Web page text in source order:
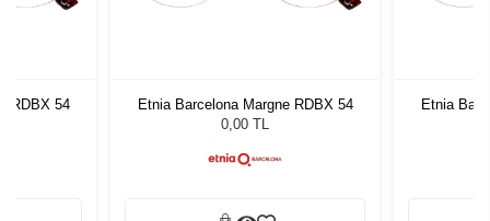
RDBX 54
Etnia Barcelona Margne RDBX 54
0,00 TL
Etnia